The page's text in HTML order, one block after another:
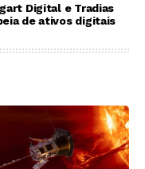
Digital e Tradias
de ativos digitais